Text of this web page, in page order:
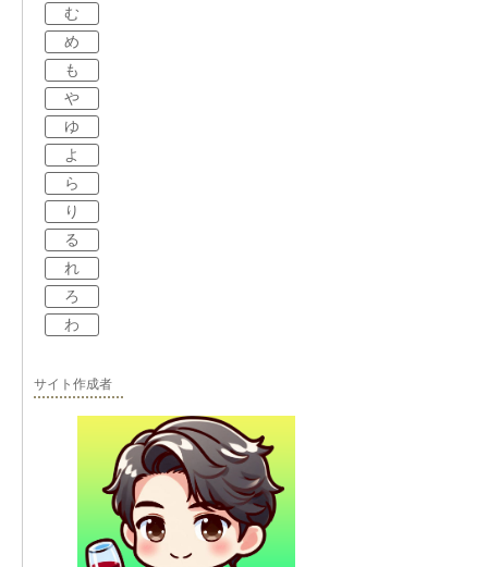
む
め
も
や
ゆ
よ
ら
り
る
れ
ろ
わ
サイト作成者